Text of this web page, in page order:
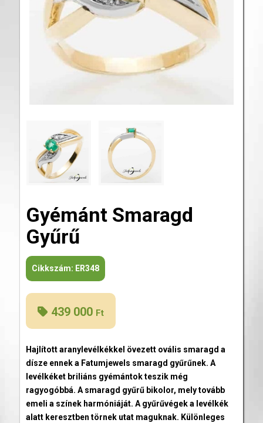
Gyémánt Smaragd
Gyűrű
Cikkszám: ER348
439 000 Ft
Hajlított aranylevélkékkel övezett ovális smaragd a
dísze ennek a Fatumjewels smaragd gyűrűnek. A
levélkéket briliáns gyémántok teszik még
ragyogóbbá. A smaragd gyűrű bikolor, mely tovább
emeli a színek harmóniáját. A gyűrűvégek a levélkék
alatt keresztben törnek utat maguknak. Különleges